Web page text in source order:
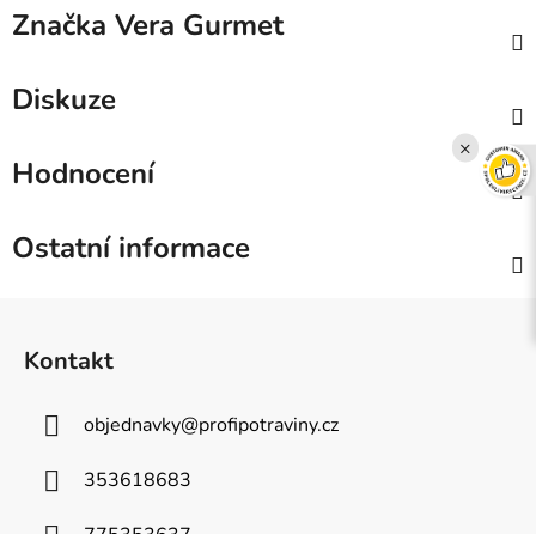
×
Značka Vera Gurmet
Diskuze
Hodnocení
Ostatní informace
Kontakt
objednavky@profipotraviny.cz
353618683